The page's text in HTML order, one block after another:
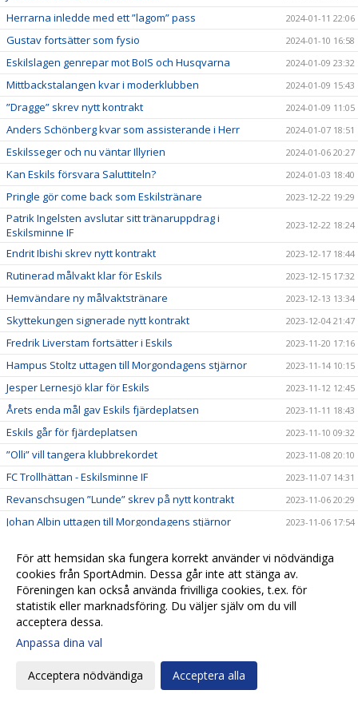
Herrarna inledde med ett ”lagom” pass 2024-01-11 22:06
Gustav fortsätter som fysio 2024-01-10 16:58
Eskilslagen genrepar mot BoIS och Husqvarna 2024-01-09 23:32
Mittbackstalangen kvar i moderklubben 2024-01-09 15:43
”Dragge” skrev nytt kontrakt 2024-01-09 11:05
Anders Schönberg kvar som assisterande i Herr 2024-01-07 18:51
Eskilsseger och nu väntar Illyrien 2024-01-06 20:27
Kan Eskils försvara Saluttiteln? 2024-01-03 18:40
Pringle gör come back som Eskilstränare 2023-12-22 19:29
Patrik Ingelsten avslutar sitt tränaruppdrag i
Eskilsminne IF
2023-12-22 18:24
Endrit Ibishi skrev nytt kontrakt 2023-12-17 18:44
Rutinerad målvakt klar för Eskils 2023-12-15 17:32
Hemvändare ny målvaktstränare 2023-12-13 13:34
Skyttekungen signerade nytt kontrakt 2023-12-04 21:47
Fredrik Liverstam fortsätter i Eskils 2023-11-20 17:16
Hampus Stoltz uttagen till Morgondagens stjärnor 2023-11-14 10:15
Jesper Lernesjö klar för Eskils 2023-11-12 12:45
Årets enda mål gav Eskils fjärdeplatsen 2023-11-11 18:43
Eskils går för fjärdeplatsen 2023-11-10 09:32
”Olli” vill tangera klubbrekordet 2023-11-08 20:10
FC Trollhättan - Eskilsminne IF 2023-11-07 14:31
Revanschsugen ”Lunde” skrev på nytt kontrakt 2023-11-06 20:29
Johan Albin uttagen till Morgondagens stjärnor 2023-11-06 17:54
Reinholdsson tillbaka i skadedrabbat Eskils 2023-11-03 09:57
Imponerande säsong av ”Bobbe" 2023-11-01 20:54
Ingen tvekan för Casper Seger 2023-10-31 21:00
Eskilsminne IF - Lunds BK
Lagkaptenen signerade nytt kontrakt
För att hemsidan ska fungera korrekt använder vi nödvändiga
cookies från SportAdmin. Dessa går inte att stänga av.
Föreningen kan också använda frivilliga cookies, t.ex. för
statistik eller marknadsföring. Du väljer själv om du vill
acceptera dessa.
Anpassa dina val
Acceptera nödvändiga Acceptera alla